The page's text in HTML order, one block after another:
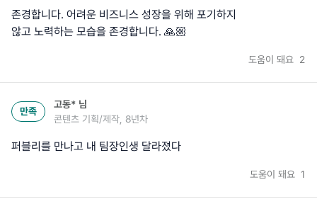
존경합니다. 어려운 비즈니스 성장을 위해 포기하지
않고 노력하는 모습을 존경합니다. 🙏🏼
도움이 돼요 2
만족
고동* 님
콘텐츠 기획/제작, 8년차
퍼블리를 만나고 내 팀장인생 달라졌다
도움이 돼요 1